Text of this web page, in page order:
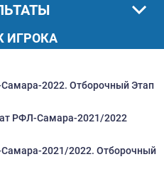
ИГРОКА
2022. Отборочный Этап
РФЛ-Самара-2021/2022
2021/2022. Отборочный